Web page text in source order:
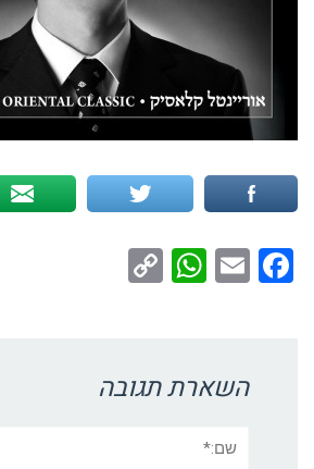
Facebook
Email
WhatsApp
השארת תגובה